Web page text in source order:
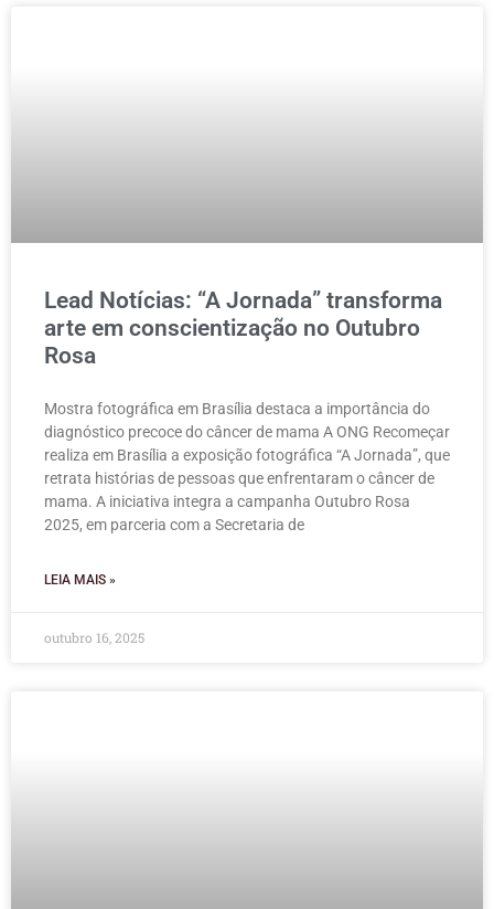
Lead Notícias: “A Jornada” transforma
arte em conscientização no Outubro
Rosa
Mostra fotográfica em Brasília destaca a importância do
diagnóstico precoce do câncer de mama A ONG Recomeçar
realiza em Brasília a exposição fotográfica “A Jornada”, que
retrata histórias de pessoas que enfrentaram o câncer de
mama. A iniciativa integra a campanha Outubro Rosa
2025, em parceria com a Secretaria de
LEIA MAIS »
outubro 16, 2025